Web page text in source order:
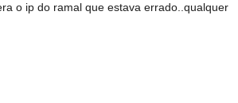
o ip do ramal que estava errado..qualquer